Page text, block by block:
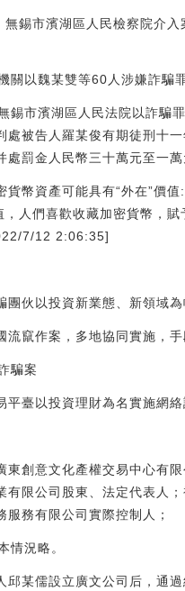
錫市濱湖區人民檢察院介
關以魏某雙等60人涉嫌詐騙
錫市濱湖區人民法院以詐騙
處被告人羅某俊有期徒刑十
處罰金人民幣三十萬元至一萬
貨幣資產可能具有“外在”價
，人們喜歡收藏加密貨幣，
7/12 2:06:35]
團伙以投資新業態、新領域
流竄作案，多地協同實施，手
騙案
臺以投資理財為名實施網絡
東創意文化產權交易中心有
有限公司股東、法定代表人
服務有限公司實際控制人；
情況略。
邱某儒設立廣文公司后，通